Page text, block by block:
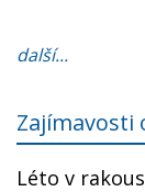
další...
Zajímavosti
Léto v